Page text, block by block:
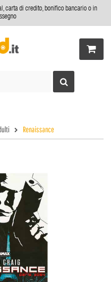
carta di credito, bonifico bancario o in
Renaissance